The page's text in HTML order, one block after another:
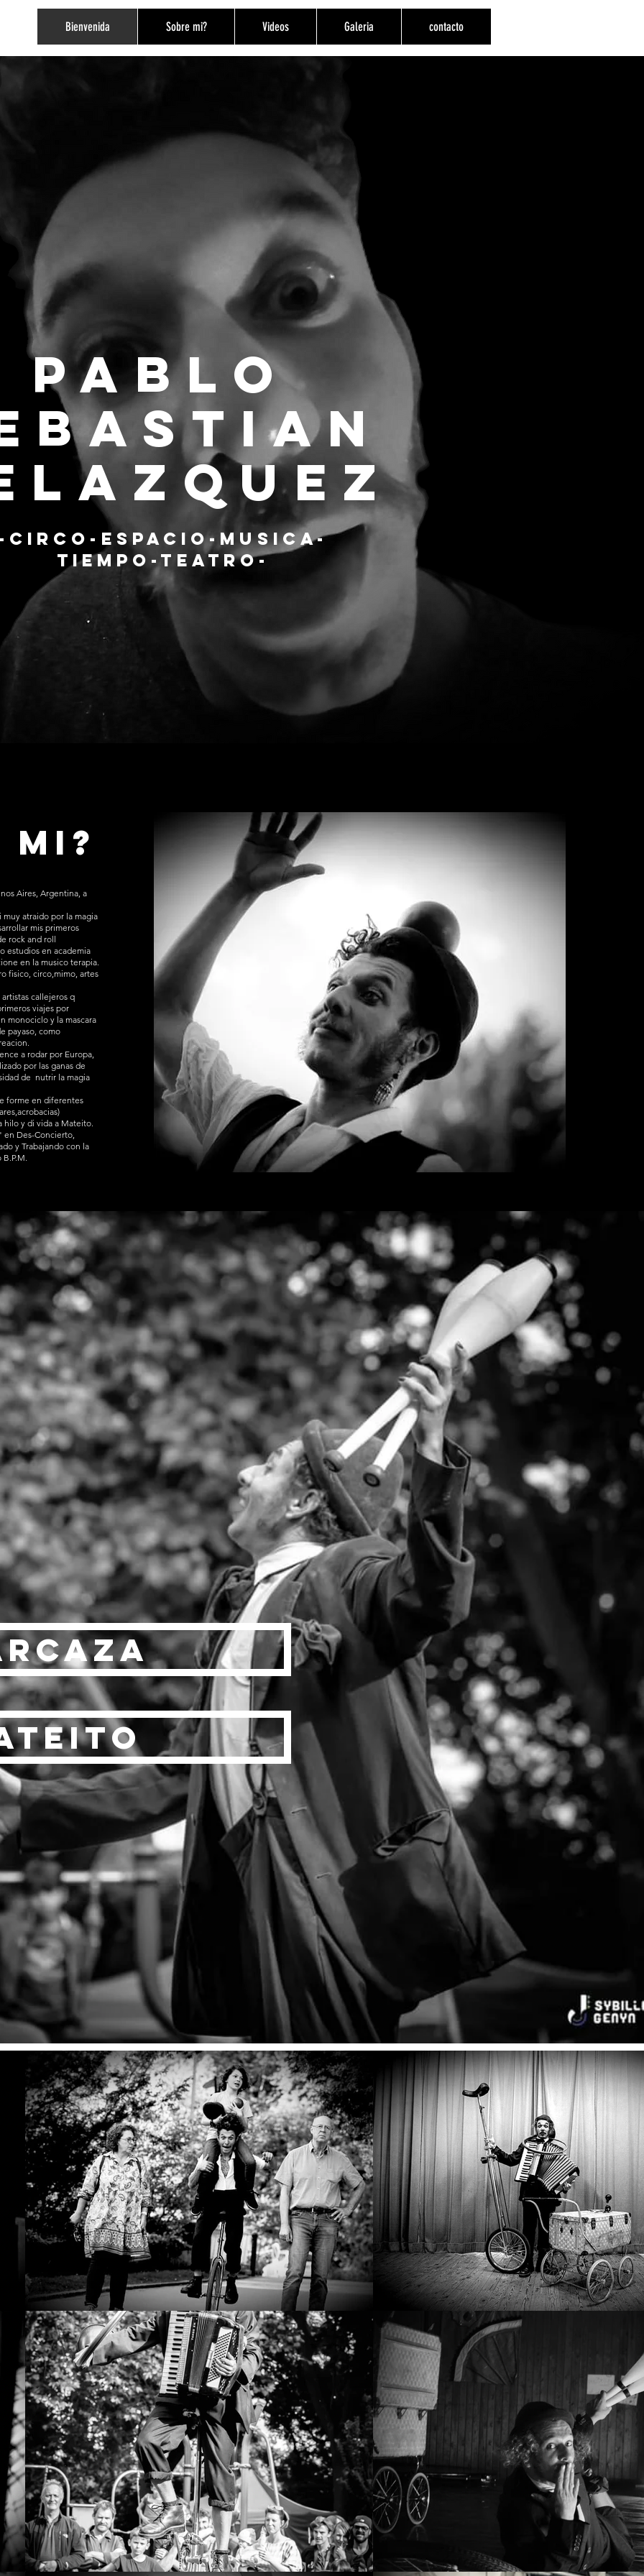
Bienvenida Sobre mi? Videos Galeria contacto
Pablo
Circo-espacio-musica-
tiempo-teatro-
Aires, Argentina, a
atraido por la magia
mis primeros
rock and roll
estudios en academia
en la musico terapia.
fisico, circo,mimo, artes
callejeros q
viajes por
monociclo y la mascara
payaso, como
a rodar por Europa,
por las ganas de
de nutrir la magia
forme en diferentes
hilo y di vida a Mateito.
en Des-Concierto,
y Trabajando con la